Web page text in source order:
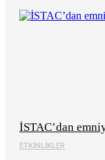
ETKINLIKLER
İSTAC’dan